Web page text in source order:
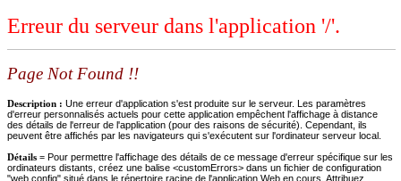
Erreur du serveur dans l'application '/'.
Page Not Found !!
Description : Une erreur d'application s'est produite sur le serveur. Les paramètres
d'erreur personnalisés actuels pour cette application empêchent l'affichage à distance
des détails de l'erreur de l'application (pour des raisons de sécurité). Cependant, ils
peuvent être affichés par les navigateurs qui s'exécutent sur l'ordinateur serveur local.
Détails = Pour permettre l'affichage des détails de ce message d'erreur spécifique sur les
ordinateurs distants, créez une balise <customErrors> dans un fichier de configuration
"web.config" situé dans le répertoire racine de l'application Web en cours. Attribuez